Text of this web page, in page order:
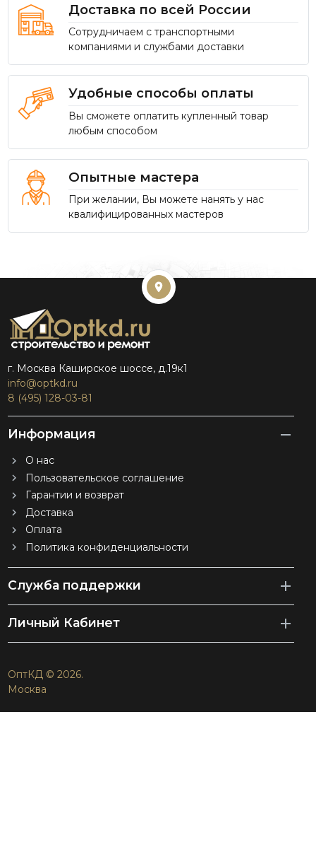
Доставка по всей России
Сотрудничаем с транспортными
компаниями и службами доставки
Удобные способы оплаты
Вы сможете оплатить купленный товар
любым способом
Опытные мастера
При желании, Вы можете нанять у нас
квалифицированных мастеров
г. Москва Каширское шоссе, д.19к1
info@optkd.ru
8 (495) 128-03-81
Информация
О нас
Пользовательское соглашение
Гарантии и возврат
Доставка
Оплата
Политика конфиденциальности
Служба поддержки
Личный Кабинет
ОптКД © 2026.
Москва